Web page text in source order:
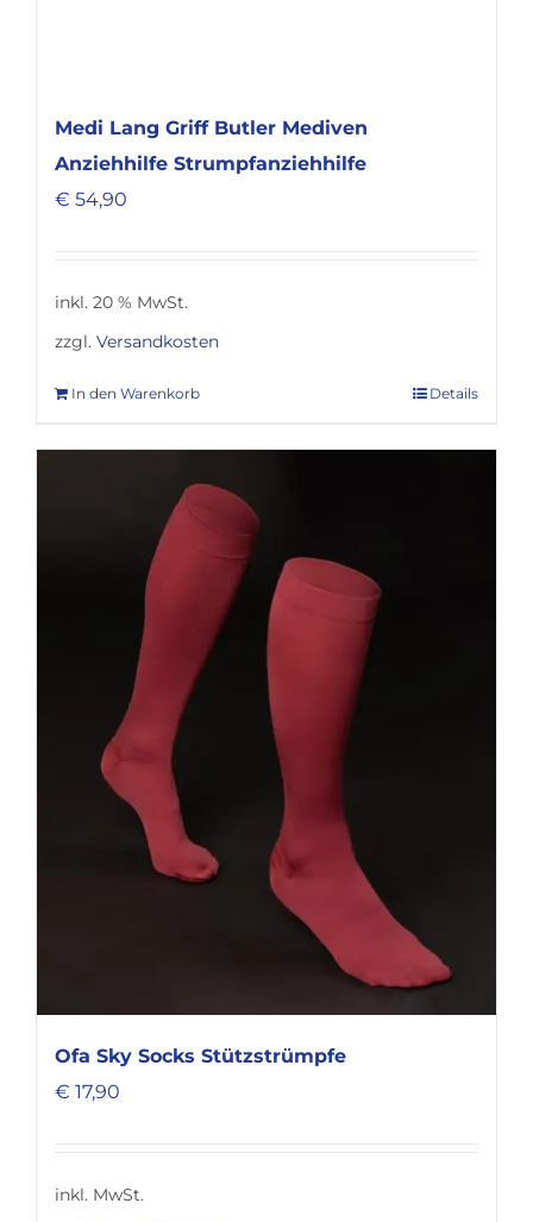
Medi Lang Griff Butler Mediven
Anziehhilfe Strumpfanziehhilfe
€ 54,90
inkl. 20 % MwSt.
zzgl. Versandkosten
In den Warenkorb Details
Ofa Sky Socks Stützstrümpfe
€ 17,90
inkl. MwSt.